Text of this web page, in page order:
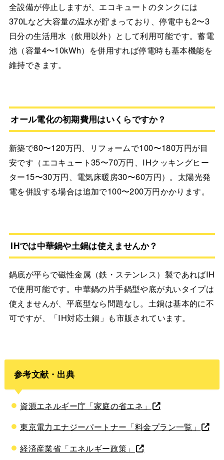
全設備が停止しますが、エコキュートのタンクには
370Lなど大容量の温水が貯まっており、停電中も2〜3
日分の生活用水（飲用以外）として利用可能です。蓄電
池（容量4〜10kWh）を併用すれば停電時も基本機能を
維持できます。
オール電化の初期費用はいくらですか？
新築で80〜120万円、リフォームで100〜180万円が目
安です（エコキュート35〜70万円、IHクッキングヒー
ター15〜30万円、電気床暖房30〜60万円）。太陽光発
電を併設する場合は追加で100〜200万円かかります。
IHでは中華鍋や土鍋は使えませんか？
鍋底が平らで磁性金属（鉄・ステンレス）製であればIH
で使用可能です。中華鍋の片手鍋型や底が丸いタイプは
使えませんが、平底型なら問題なし。土鍋は基本的に不
可ですが、「IH対応土鍋」も市販されています。
参考文献・出典
資源エネルギー庁「家庭の省エネ」
東京電力エナジーパートナー「料金プラン一覧」
経済産業省「エネルギー政策」